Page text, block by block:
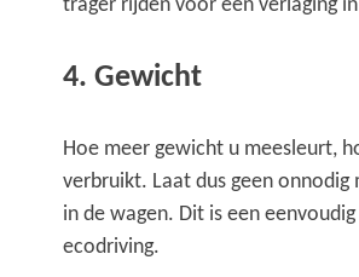
trager rijden voor een verlaging
4. Gewicht
Hoe meer gewicht u meesleurt,
verbruikt. Laat dus geen
in de wagen. Dit is een
ecodriving.